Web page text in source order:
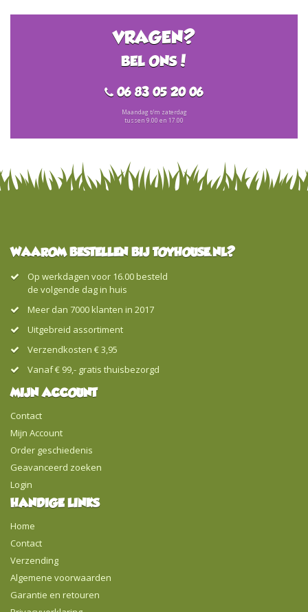
VRAGEN?
BEL ONS!
06 83 05 20 06
Maandag t/m zaterdag
tussen 9.00 en 17.00
WAAROM BESTELLEN BIJ TOYHOUSE.NL?
Op werkdagen voor 16.00 besteld
de volgende dag in huis
Meer dan 7000 klanten in 2017
Uitgebreid assortiment
Verzendkosten € 3,95
Vanaf € 99,- gratis thuisbezorgd
MIJN ACCOUNT
Contact
Mijn Account
Order geschiedenis
Geavanceerd zoeken
Login
HANDIGE LINKS
Home
Contact
Verzending
Algemene voorwaarden
Garantie en retouren